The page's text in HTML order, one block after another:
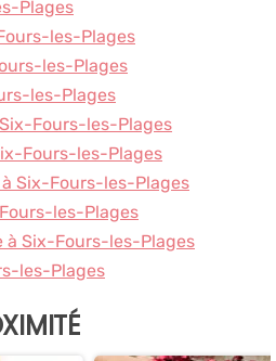
Plages
les-Plages
les-Plages
les-Plages
Fours-les-Plages
Fours-les-Plages
Six-Fours-les-Plages
les-Plages
à Six-Fours-les-Plages
les-Plages